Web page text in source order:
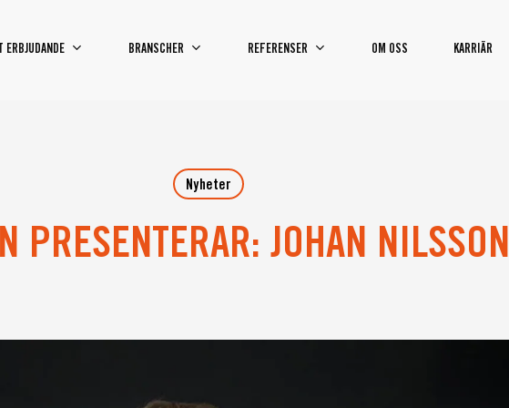
ERBJUDANDE BRANSCHER REFERENSER OM OSS KARRIÄR
Nyheter
PRESENTERAR: JOHAN NILSSON